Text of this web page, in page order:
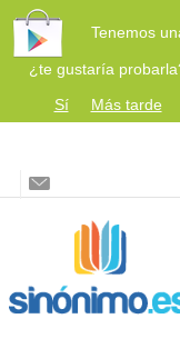
Tenemos
¿te gustaría
Sí
Más tarde